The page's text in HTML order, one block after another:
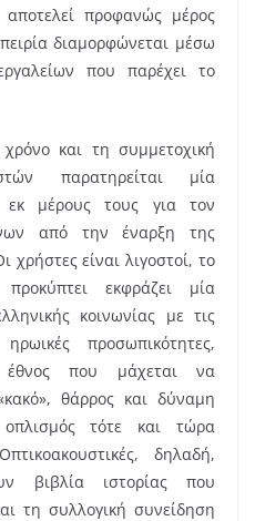
αποτελεί προφανώς μέρος
διαμορφώνεται μέσω
που παρέχει το
και τη συμμετοχική
παρατηρείται μία
εκ μέρους τους για τον
από την έναρξη της
είναι λιγοστοί, το
εκφράζει μία
κοινωνίας με τις
προσωπικότητες,
έθνος που μάχεται να
θάρρος και δύναμη
τότε και τώρα
δηλαδή,
βιβλία ιστορίας που
τη συλλογική συνείδηση